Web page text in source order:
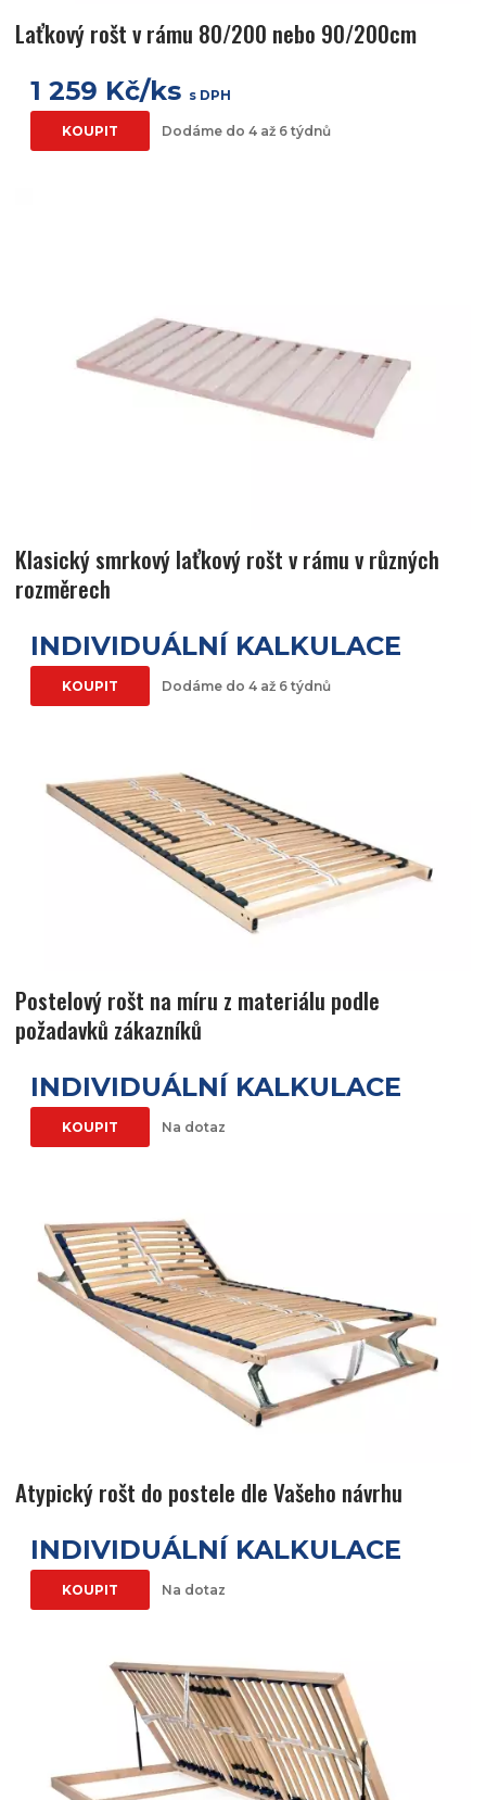
Laťkový rošt v rámu 80/200 nebo 90/200cm
1 259 Kč/ks s DPH
KOUPIT Dodáme do 4 až 6 týdnů
Klasický smrkový laťkový rošt v rámu v různých
rozměrech
INDIVIDUÁLNÍ KALKULACE
KOUPIT Dodáme do 4 až 6 týdnů
Postelový rošt na míru z materiálu podle
požadavků zákazníků
INDIVIDUÁLNÍ KALKULACE
KOUPIT Na dotaz
Atypický rošt do postele dle Vašeho návrhu
INDIVIDUÁLNÍ KALKULACE
KOUPIT Na dotaz